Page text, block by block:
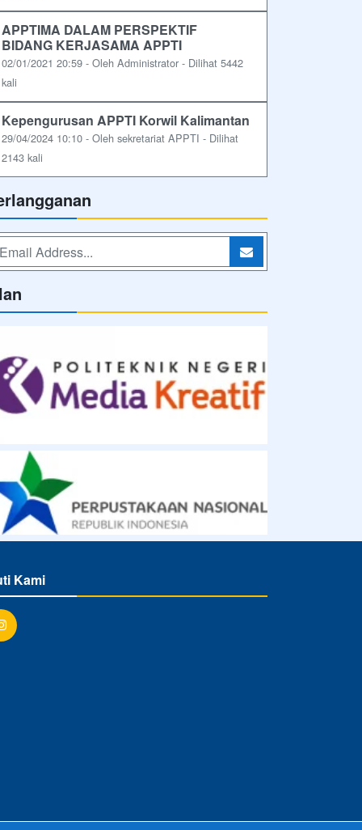
APPTIMA DALAM PERSPEKTIF
BIDANG KERJASAMA APPTI
02/01/2021 20:59 - Oleh Administrator - Dilihat 5442
kali
Kepengurusan APPTI Korwil Kalimantan
29/04/2024 10:10 - Oleh sekretariat APPTI - Dilihat
2143 kali
Kami